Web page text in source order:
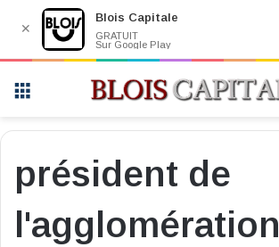
président de
l'agglomération
✕
Blois Capitale
GRATUIT
Sur Google Play